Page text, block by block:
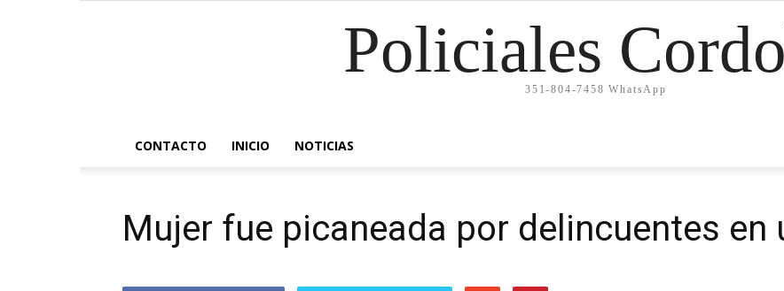
Policiales
351-804-7458 WhatsApp
CONTACTO INICIO NOTICIAS
Mujer fue picaneada por delincuentes en